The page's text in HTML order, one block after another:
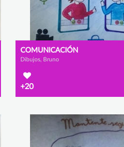
COMUNICACIÓN
Dibujos, Bruno
+20